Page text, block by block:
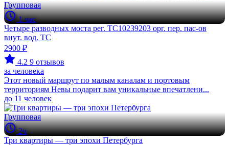
Групповая
1 час
Четыре разводных моста рег. ТС10239203 орг. пер. пас-ов
внут. вод. ТС
2900 ₽
4.2 9 отзывов
за человека
Этот новый маршрут по малым каналам и портовым
территориям Невы подарит вам уникальные впечатлени...
до 11 человек
Групповая
2ч
Три квартиры — три эпохи Петербурга